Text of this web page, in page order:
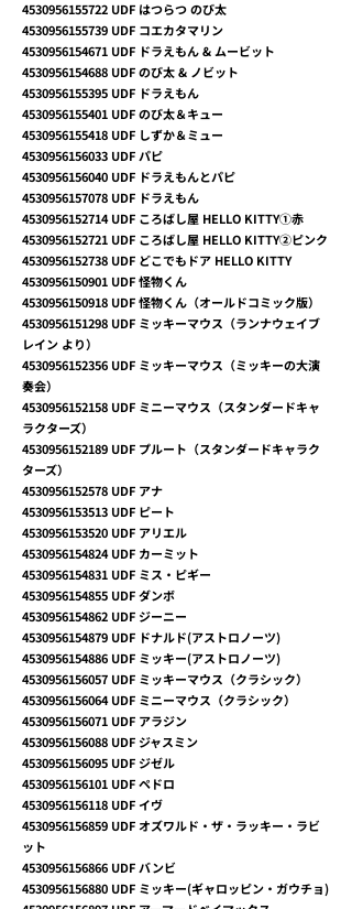
4530956155722 UDF はつらつ のび太
4530956155739 UDF コエカタマリン
4530956154671 UDF ドラえもん & ムービット
4530956154688 UDF のび太 & ノビット
4530956155395 UDF ドラえもん
4530956155401 UDF のび太＆キュー
4530956155418 UDF しずか＆ミュー
4530956156033 UDF パピ
4530956156040 UDF ドラえもんとパピ
4530956157078 UDF ドラえもん
4530956152714UDF ころばし屋 HELLO KITTY①赤
4530956152721 UDF ころばし屋 HELLO KITTY②ピンク
4530956152738 UDF どこでもドア HELLO KITTY
4530956150901 UDF 怪物くん
4530956150918 UDF 怪物くん（オールドコミック版）
4530956151298 UDF ミッキーマウス（ランナウェイブ
レイン より）
4530956152356 UDF ミッキーマウス（ミッキーの大演
奏会）
4530956152158 UDF ミニーマウス（スタンダードキャ
ラクターズ）
4530956152189 UDF プルート（スタンダードキャラク
ターズ）
4530956152578 UDF アナ
4530956153513 UDF ピート
4530956153520 UDF アリエル
4530956154824UDF カーミット
4530956154831 UDF ミス・ピギー
4530956154855 UDF ダンボ
4530956154862 UDF ジーニー
4530956154879 UDF ドナルド(アストロノーツ)
4530956154886 UDF ミッキー(アストロノーツ)
4530956156057 UDF ミッキーマウス（クラシック）
4530956156064UDF ミニーマウス（クラシック）
4530956156071 UDF アラジン
4530956156088 UDF ジャスミン
4530956156095 UDF ジゼル
4530956156101 UDF ペドロ
4530956156118 UDF イヴ
4530956156859 UDF オズワルド・ザ・ラッキー・ラビ
ット
4530956156866 UDF バンビ
4530956156880 UDF ミッキー(ギャロッピン・ガウチョ)